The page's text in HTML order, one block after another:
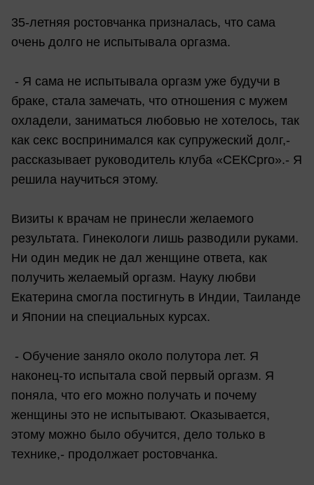
35-летняя ростовчанка призналась, что сама
очень долго не испытывала оргазма.
- Я сама не испытывала оргазм уже будучи в
браке, стала замечать, что отношения с мужем
охладели, заниматься любовью не хотелось, так
как секс воспринимался как супружеский долг,-
рассказывает руководитель клуба «СЕКСpro».- Я
решила научиться этому.
Визиты к врачам не принесли желаемого
результата. Гинекологи лишь разводили руками.
Ни один медик не дал женщине ответа, как
получить желаемый оргазм. Науку любви
Екатерина смогла постигнуть в Индии, Таиланде
и Японии на специальных курсах.
- Обучение заняло около полутора лет. Я
наконец-то испытала свой первый оргазм. Я
поняла, что его можно получать и почему
женщины это не испытывают. Оказывается,
этому можно было обучится, дело только в
технике,- продолжает ростовчанка.